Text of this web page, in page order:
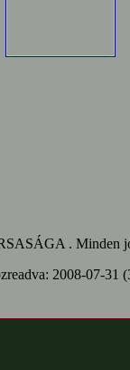
. Minden
2008-07-31